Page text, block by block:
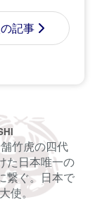
記事
竹虎の四代
た日本唯一の
繋ぐ。日本で
使。